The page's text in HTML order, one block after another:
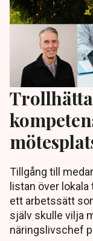
Tillgång till
listan över
ett arbetssätt
själv skulle vilja
näringslivschef